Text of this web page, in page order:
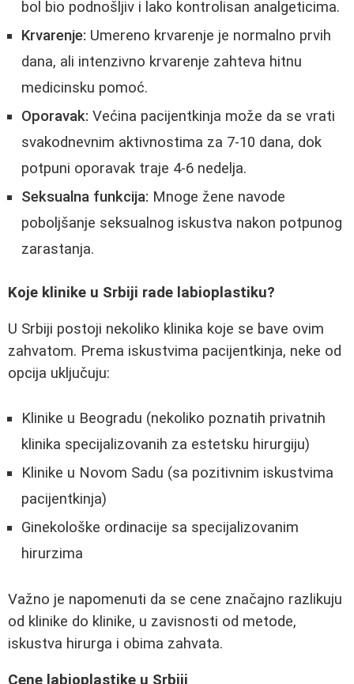
bol bio podnošljiv i lako kontrolisan analgeticima.
Krvarenje: Umereno krvarenje je normalno prvih
dana, ali intenzivno krvarenje zahteva hitnu
medicinsku pomoć.
Oporavak: Većina pacijentkinja može da se vrati
svakodnevnim aktivnostima za 7-10 dana, dok
potpuni oporavak traje 4-6 nedelja.
Seksualna funkcija: Mnoge žene navode
poboljšanje seksualnog iskustva nakon potpunog
zarastanja.
Koje klinike u Srbiji rade labioplastiku?
U Srbiji postoji nekoliko klinika koje se bave ovim
zahvatom. Prema iskustvima pacijentkinja, neke od
opcija uključuju:
Klinike u Beogradu (nekoliko poznatih privatnih
klinika specijalizovanih za estetsku hirurgiju)
Klinike u Novom Sadu (sa pozitivnim iskustvima
pacijentkinja)
Ginekološke ordinacije sa specijalizovanim
hirurzima
Važno je napomenuti da se cene značajno razlikuju
od klinike do klinike, u zavisnosti od metode,
iskustva hirurga i obima zahvata.
Cene labioplastike u Srbiji